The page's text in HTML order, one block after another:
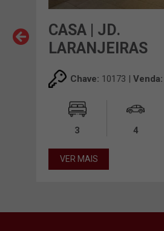
CASA | JD.
LARANJEIRAS
Chave: 10173 | Venda:
3 4
VER MAIS